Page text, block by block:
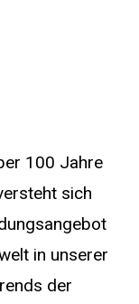
100 Jahre
sich
in unserer
der